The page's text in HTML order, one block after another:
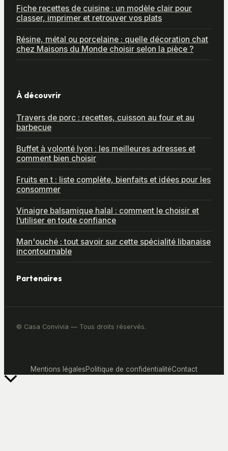
Fiche recettes de cuisine : un modèle clair pour
classer, imprimer et retrouver vos plats
Résine, métal ou porcelaine : quelle décoration chat
chez Maisons du Monde choisir selon la pièce ?
À découvrir
Travers de porc : recettes, cuisson au four et au
barbecue
Buffet à volonté lyon : les meilleures adresses et
comment bien choisir
Fruits en t : liste complète, bienfaits et idées pour les
consommer
Vinaigre balsamique halal : comment le choisir et
l’utiliser en toute confiance
Man'ouché : tout savoir sur cette spécialité libanaise
incontournable
Partenaires
© Casa Convivia — Tous droits réservés.
Mentions légalesPolitique de confidentialitéContact